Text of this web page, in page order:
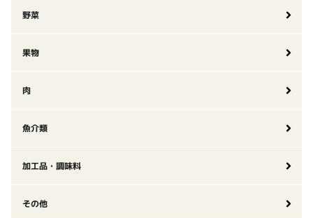
野菜
果物
肉
魚介類
加工品・調味料
その他